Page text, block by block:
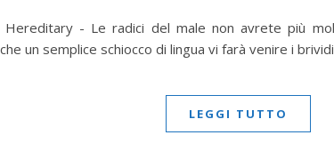
- Le radici del male non avrete più
un semplice schiocco di lingua vi farà venire i
LEGGI TUTTO